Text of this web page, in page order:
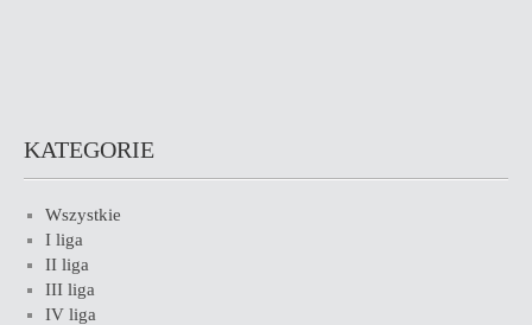
KATEGORIE
Wszystkie
I liga
II liga
III liga
IV liga